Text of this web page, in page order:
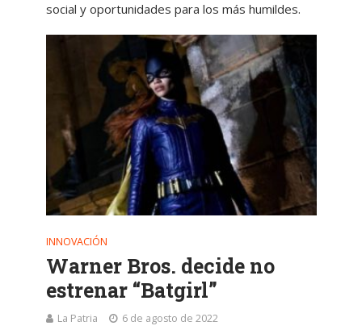
social y oportunidades para los más humildes.
INNOVACIÓN
Warner Bros. decide no
estrenar “Batgirl”
La Patria 6 de agosto de 2022